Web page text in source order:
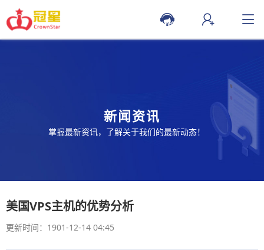
新闻资讯
掌握最新资讯，了解关于我们的最新动态！
美国VPS主机的优势分析
更新时间：1901-12-14 04:45